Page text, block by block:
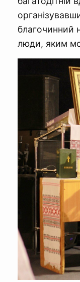
благочинний
люди, яким